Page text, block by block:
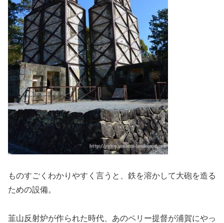
ものすごくわかりやすく言うと、鉄を溶かして大砲を造る
ための設備。
韮山反射炉が作られた時代、あのペリー提督が浦賀にやっ